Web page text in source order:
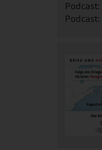
Podcast:
Podcast: